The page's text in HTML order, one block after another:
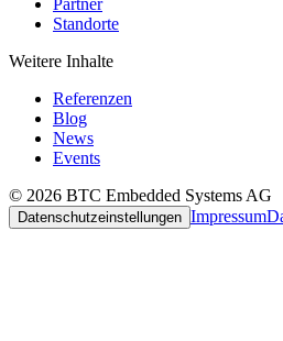
Partner
Standorte
Weitere Inhalte
Referenzen
Blog
News
Events
© 2026 BTC Embedded Systems AG
Datenschutzeinstellungen Impressum